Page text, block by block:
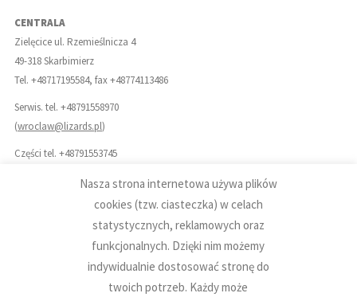
CENTRALA
Zielęcice ul. Rzemieślnicza 4
49-318 Skarbimierz
Tel. +48717195584, fax +48774113486
Serwis. tel. +48791558970
(wroclaw@lizards.pl)
Części tel. +48791553745
Biuro: +48791556486
Nasza strona internetowa używa plików
cookies (tzw. ciasteczka) w celach
statystycznych, reklamowych oraz
funkcjonalnych. Dzięki nim możemy
indywidualnie dostosować stronę do
twoich potrzeb. Każdy może